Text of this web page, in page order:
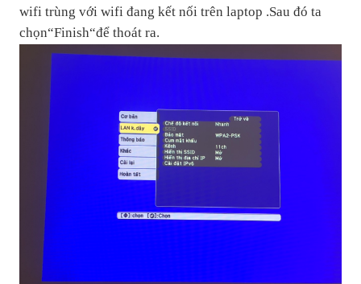
wifi trùng với wifi đang kết nối trên laptop .Sau đó ta
chọn“Finish“để thoát ra.